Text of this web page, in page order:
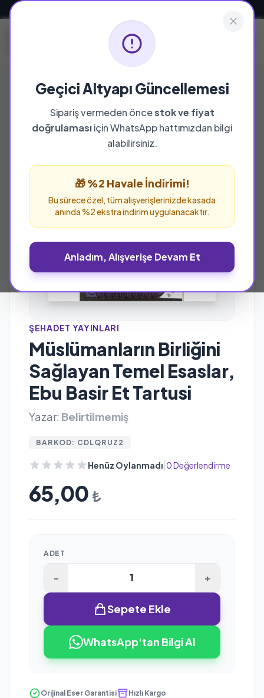
Geçici Altyapı Güncellemesi
Sipariş vermeden öncestok ve fiyat
doğrulamasıiçin WhatsApp hattımızdan bilgi
alabilirsiniz.
🎁 %2 Havale İndirimi!
Bu sürece özel, tüm alışverişlerinizde kasada
anında %2 ekstra indirim uygulanacaktır.
Anladım, Alışverişe Devam Et
ŞEHADET YAYINLARI
Müslümanların Birliğini
Sağlayan Temel Esaslar,
Ebu Basir Et Tartusi
Yazar: Belirtilmemiş
BARKOD: CDLQRUZ2
Henüz Oylanmadı 0 Değerlendirme
65,00 ₺
ADET
- +
Sepete Ekle
WhatsApp'tan Bilgi Al
Orijinal Eser Garantisi Hızlı Kargo